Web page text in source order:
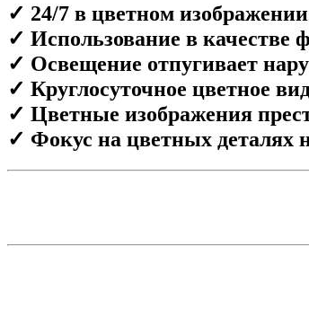
✓ 24/7 в цветном изображении
✓ Использование в качестве
✓ Освещение отпугивает
✓ Круглосуточное цветное
✓ Цветные изображения
✓ Фокус на цветных деталях